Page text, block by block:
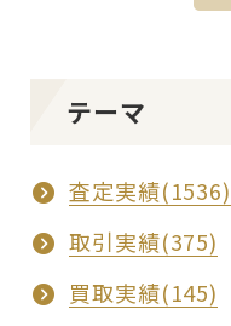
テーマ
査定実績(1536)
取引実績(375)
買取実績(145)